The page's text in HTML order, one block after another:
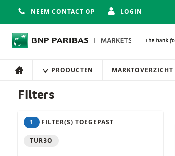
NEEM CONTACT OP LOGIN
Navigatie
Site navigatie
HOME PRODUCTEN MARKTOVERZICHT
Producten
Filters
1 FILTER(S) TOEGEPAST
TURBO